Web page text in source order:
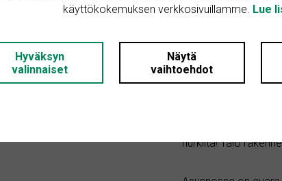
Kohteen
Alustavien
putkiremontoitu,
nurkilta! Talo
käyttökokemuksen verkkosivuillamme. Lue
Hyväksyn
valinnaiset
Näytä
vaihtoehdot